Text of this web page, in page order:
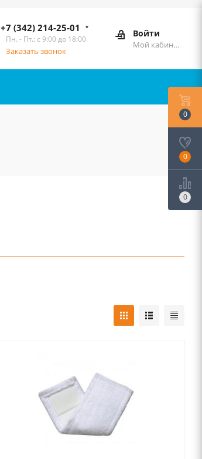
Войти
Мой кабинет
+7 (342) 214-25-01
Пн. - Пт.: с 9:00 до 18:00
Заказать звонок
0
0
0